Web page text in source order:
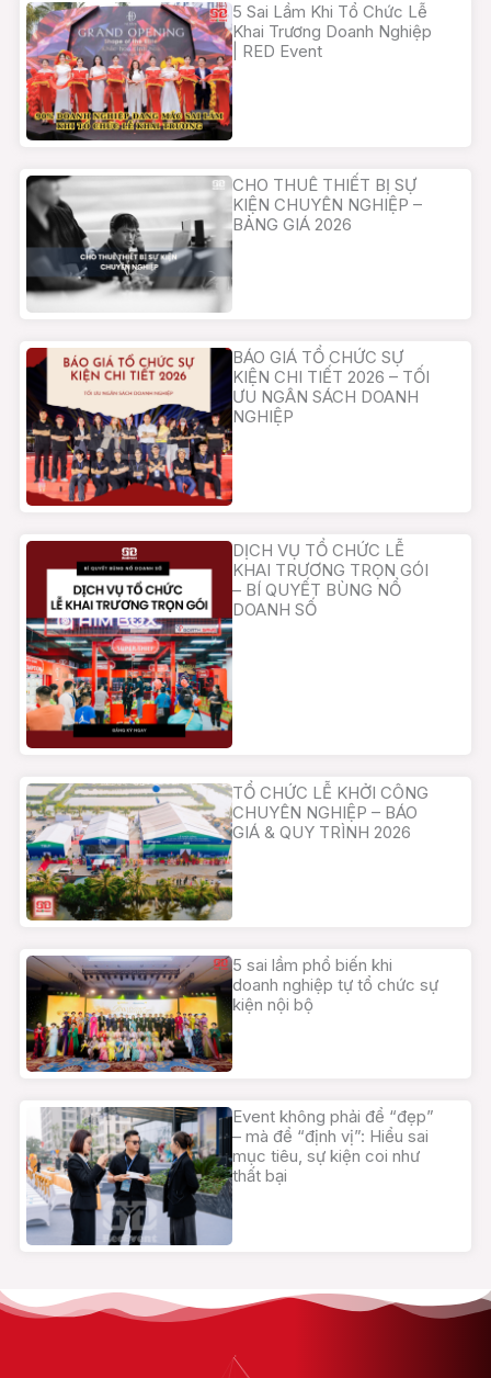
5 Sai Lầm Khi Tổ Chức Lễ
Khai Trương Doanh Nghiệp
| RED Event
CHO THUÊ THIẾT BỊ SỰ
KIỆN CHUYÊN NGHIỆP –
BẢNG GIÁ 2026
BÁO GIÁ TỔ CHỨC SỰ
KIỆN CHI TIẾT 2026 – TỐI
ƯU NGÂN SÁCH DOANH
NGHIỆP
DỊCH VỤ TỔ CHỨC LỄ
KHAI TRƯƠNG TRỌN GÓI
– BÍ QUYẾT BÙNG NỔ
DOANH SỐ
TỔ CHỨC LỄ KHỞI CÔNG
CHUYÊN NGHIỆP – BÁO
GIÁ & QUY TRÌNH 2026
5 sai lầm phổ biến khi
doanh nghiệp tự tổ chức sự
kiện nội bộ
Event không phải để “đẹp”
– mà để “định vị”: Hiểu sai
mục tiêu, sự kiện coi như
thất bại